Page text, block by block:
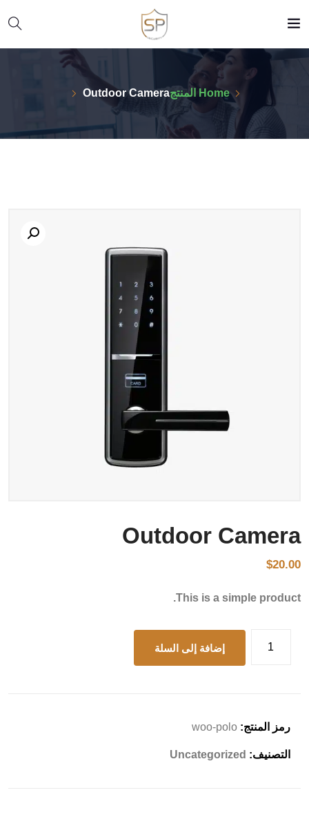
Home المنتجOutdoor Camera
Outdoor Camera
$20.00
This is a simple product.
إضافة إلى السلة
رمز المنتج: woo-polo
التصنيف: Uncategorized